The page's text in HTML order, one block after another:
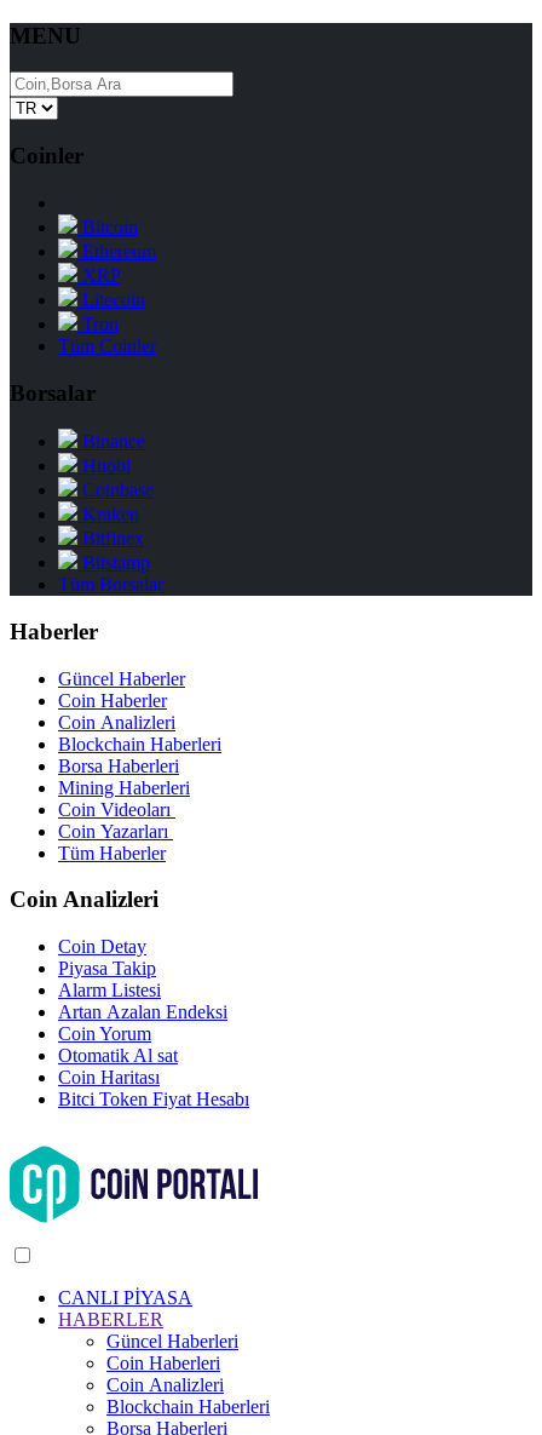
MENU
Coinler
Bitcoin
Ethereum
XRP
Litecoin
Tron
Tüm Coinler
Borsalar
Binance
Huobi
Coinbase
Kraken
Bitfinex
Bitstamp
Tüm Borsalar
Haberler
Güncel Haberler
Coin Haberler
Coin Analizleri
Blockchain Haberleri
Borsa Haberleri
Mining Haberleri
Coin Videoları
Coin Yazarları
Tüm Haberler
Coin Analizleri
Coin Detay
Piyasa Takip
Alarm Listesi
Artan Azalan Endeksi
Coin Yorum
Otomatik Al sat
Coin Haritası
Bitci Token Fiyat Hesabı
CANLI PİYASA
HABERLER
Güncel Haberleri
Coin Haberleri
Coin Analizleri
Blockchain Haberleri
Borsa Haberleri